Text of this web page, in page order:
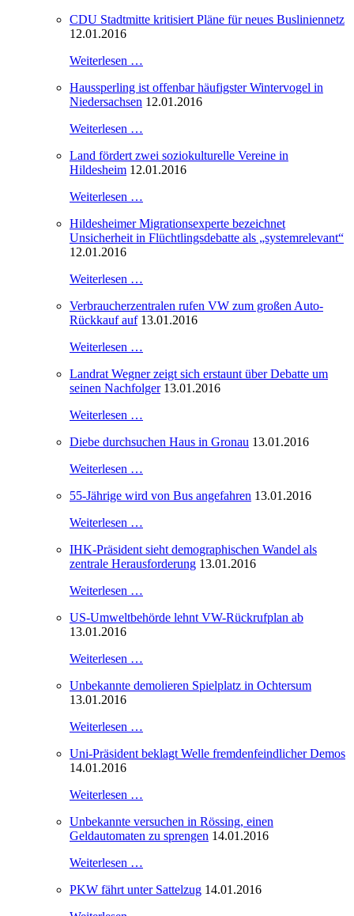
CDU Stadtmitte kritisiert Pläne für neues Busliniennetz
12.01.2016
Weiterlesen …
Haussperling ist offenbar häufigster Wintervogel in
Niedersachsen 12.01.2016
Weiterlesen …
Land fördert zwei soziokulturelle Vereine in
Hildesheim 12.01.2016
Weiterlesen …
Hildesheimer Migrationsexperte bezeichnet
Unsicherheit in Flüchtlingsdebatte als „systemrelevant“
12.01.2016
Weiterlesen …
Verbraucherzentralen rufen VW zum großen Auto-
Rückkauf auf 13.01.2016
Weiterlesen …
Landrat Wegner zeigt sich erstaunt über Debatte um
seinen Nachfolger 13.01.2016
Weiterlesen …
Diebe durchsuchen Haus in Gronau 13.01.2016
Weiterlesen …
55-Jährige wird von Bus angefahren 13.01.2016
Weiterlesen …
IHK-Präsident sieht demographischen Wandel als
zentrale Herausforderung 13.01.2016
Weiterlesen …
US-Umweltbehörde lehnt VW-Rückrufplan ab
13.01.2016
Weiterlesen …
Unbekannte demolieren Spielplatz in Ochtersum
13.01.2016
Weiterlesen …
Uni-Präsident beklagt Welle fremdenfeindlicher Demos
14.01.2016
Weiterlesen …
Unbekannte versuchen in Rössing, einen
Geldautomaten zu sprengen 14.01.2016
Weiterlesen …
PKW fährt unter Sattelzug 14.01.2016